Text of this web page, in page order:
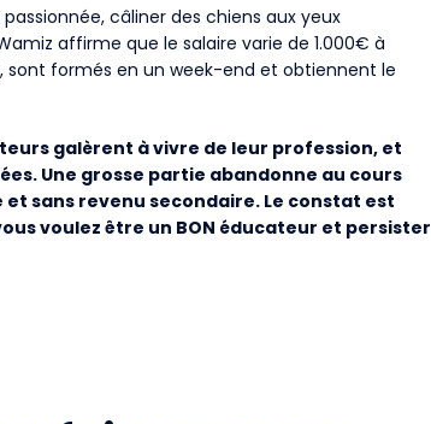
câliner des chiens aux yeux
affirme que le salaire varie de 1.000€ à
formés en un week-end et obtiennent le
galèrent à vivre de leur profession, et
Une grosse partie abandonne au cours
sans revenu secondaire. Le constat est
voulez être un BON éducateur et persister